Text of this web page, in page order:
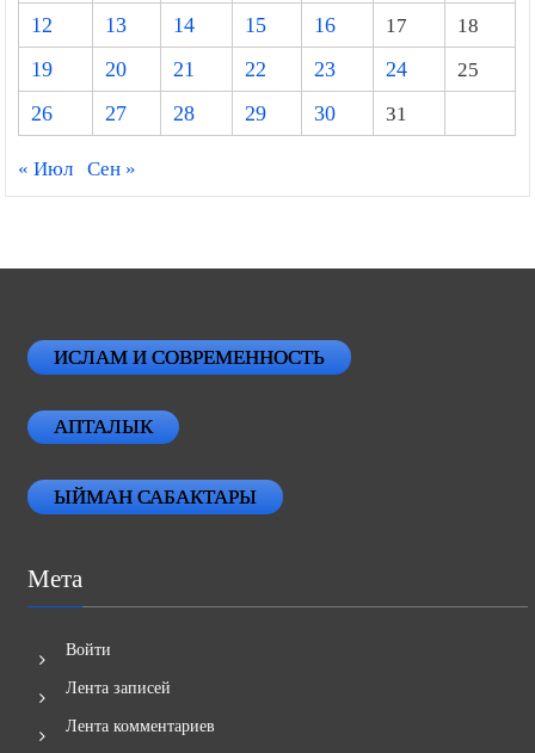
12
13 14 15 16 17
18
19
20 21 22 23 24
25
26
27 28 29 30 31
« Июл Сен »
ИСЛАМ И СОВРЕМЕННОСТЬ
АПТАЛЫК
ЫЙМАН САБАКТАРЫ
Мета
Войти
Лента записей
Лента комментариев